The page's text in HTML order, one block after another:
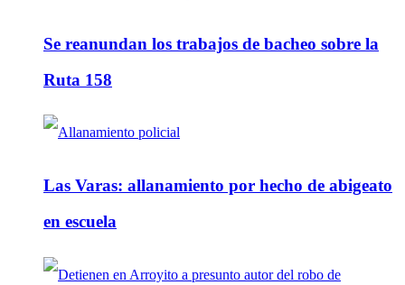
Se reanundan los trabajos de bacheo sobre la
Ruta 158
Las Varas: allanamiento por hecho de abigeato
en escuela